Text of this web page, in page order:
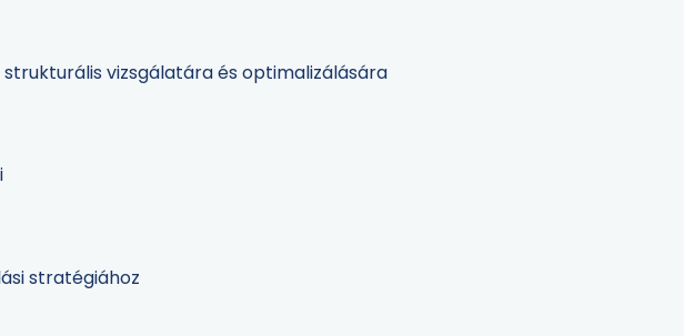
vizsgálatára és optimalizálására
stratégiához